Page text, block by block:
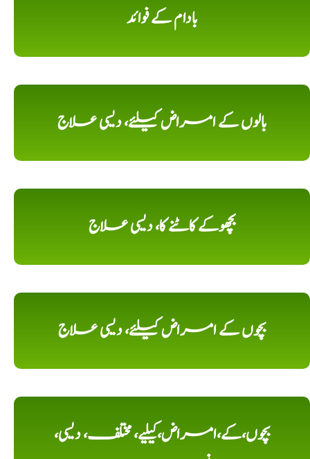
بادام کے فوائد
بالوں کے امراض کیلئے، دیسی علاج
بچھوکے کاٹنے کا، دیسی علاج
بچوں کے امراض کیلئے، دیسی علاج
بچوں،کے،امراض،کیلیے، مختلف، دیسی،